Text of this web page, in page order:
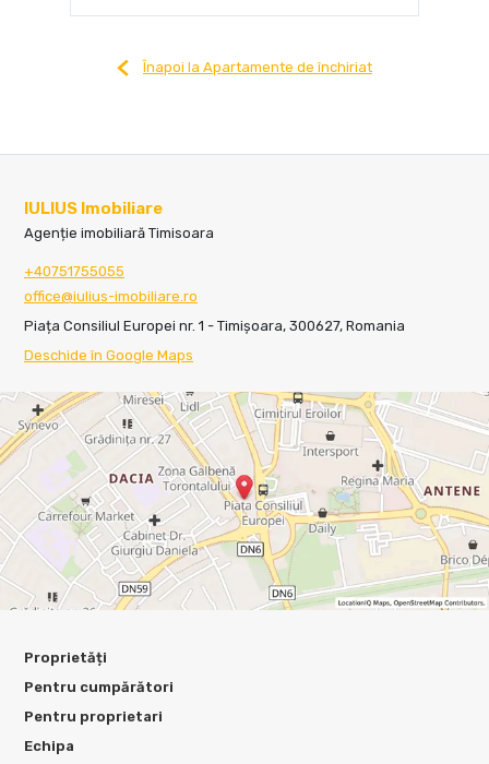
Înapoi la Apartamente de închiriat
IULIUS Imobiliare
Agenție imobiliară Timisoara
+40751755055
office@iulius-imobiliare.ro
Piața Consiliul Europei nr. 1 - Timișoara, 300627, Romania
Deschide în Google Maps
Proprietăți
Pentru cumpărători
Pentru proprietari
Echipa